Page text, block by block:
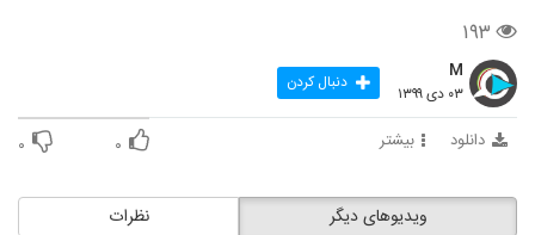
۱۹۳
M
۰۳ دی ۱۳۹۹ دنبال کردن
دانلود بیشتر ۰ ۰
نظرات ویدیوهای دیگر